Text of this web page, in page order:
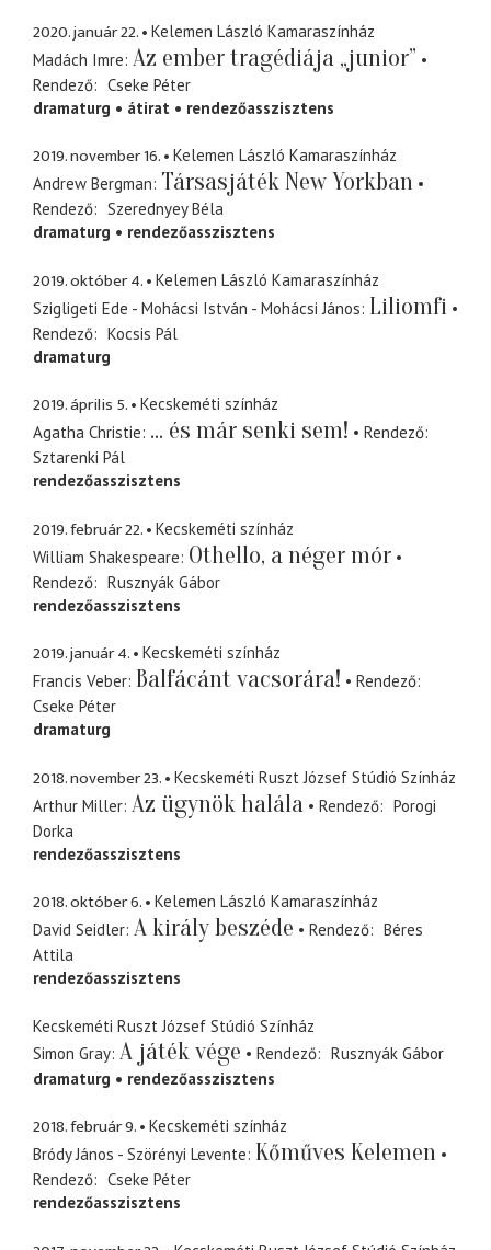
2020. január 22.
Kelemen László Kamaraszínház
Madách Imre Az ember tragédiája „junior”
Rendező
Cseke Péter
dramaturg
átirat rendezőasszisztens
2019. november 16.
Kelemen László Kamaraszínház
Andrew Bergman Társasjáték New Yorkban
Rendező
Szerednyey Béla
dramaturg
rendezőasszisztens
2019. október 4.
Kelemen László Kamaraszínház
Szigligeti Ede - Mohácsi István - Mohácsi János Liliomfi
Rendező
Kocsis Pál
dramaturg
2019. április 5.
Kecskeméti színház
Agatha Christie ... és már senki sem!
Rendező
Sztarenki Pál
rendezőasszisztens
2019. február 22.
Kecskeméti színház
William Shakespeare Othello, a néger mór
Rendező
Rusznyák Gábor
rendezőasszisztens
2019. január 4.
Kecskeméti színház
Francis Veber Balfácánt vacsorára!
Rendező
Cseke Péter
dramaturg
2018. november 23.
Kecskeméti Ruszt József Stúdió Színház
Arthur Miller Az ügynök halála Rendező
Porogi
Dorka
rendezőasszisztens
2018. október 6.
Kelemen László Kamaraszínház
David Seidler A király beszéde Rendező
Béres
Attila
rendezőasszisztens
Kecskeméti Ruszt József Stúdió Színház
Simon Gray A játék vége Rendező
Rusznyák Gábor
dramaturg
rendezőasszisztens
2018. február 9.
Kecskeméti színház
Bródy János - Szörényi Levente Kőműves Kelemen
Rendező
Cseke Péter
rendezőasszisztens